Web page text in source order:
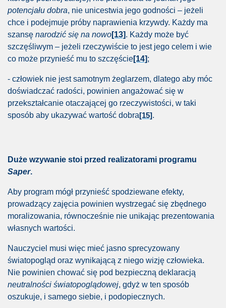
potencjału dobra, nie unicestwia jego godności – jeżeli
chce i podejmuje próby naprawienia krzywdy. Każdy ma
szansę narodzić się na nowo[13]. Każdy może być
szczęśliwym – jeżeli rzeczywiście to jest jego celem i wie
co może przynieść mu to szczęście[14];
- człowiek nie jest samotnym żeglarzem, dlatego aby móc
doświadczać radości, powinien angażować się w
przekształcanie otaczającej go rzeczywistości, w taki
sposób aby ukazywać wartość dobra[15].
Duże wzywanie stoi przed realizatorami programu
Saper.
Aby program mógł przynieść spodziewane efekty,
prowadzący zajęcia powinien wystrzegać się zbędnego
moralizowania, równocześnie nie unikając prezentowania
własnych wartości.
Nauczyciel musi więc mieć jasno sprecyzowany
światopogląd oraz wynikającą z niego wizję człowieka.
Nie powinien chować się pod bezpieczną deklaracją
neutralności światopoglądowej, gdyż w ten sposób
oszukuje, i samego siebie, i podopiecznych.
i przeciętnych ludzi
rodzice planują bojkot placówki.
latki
szef wiedzieć powinien.